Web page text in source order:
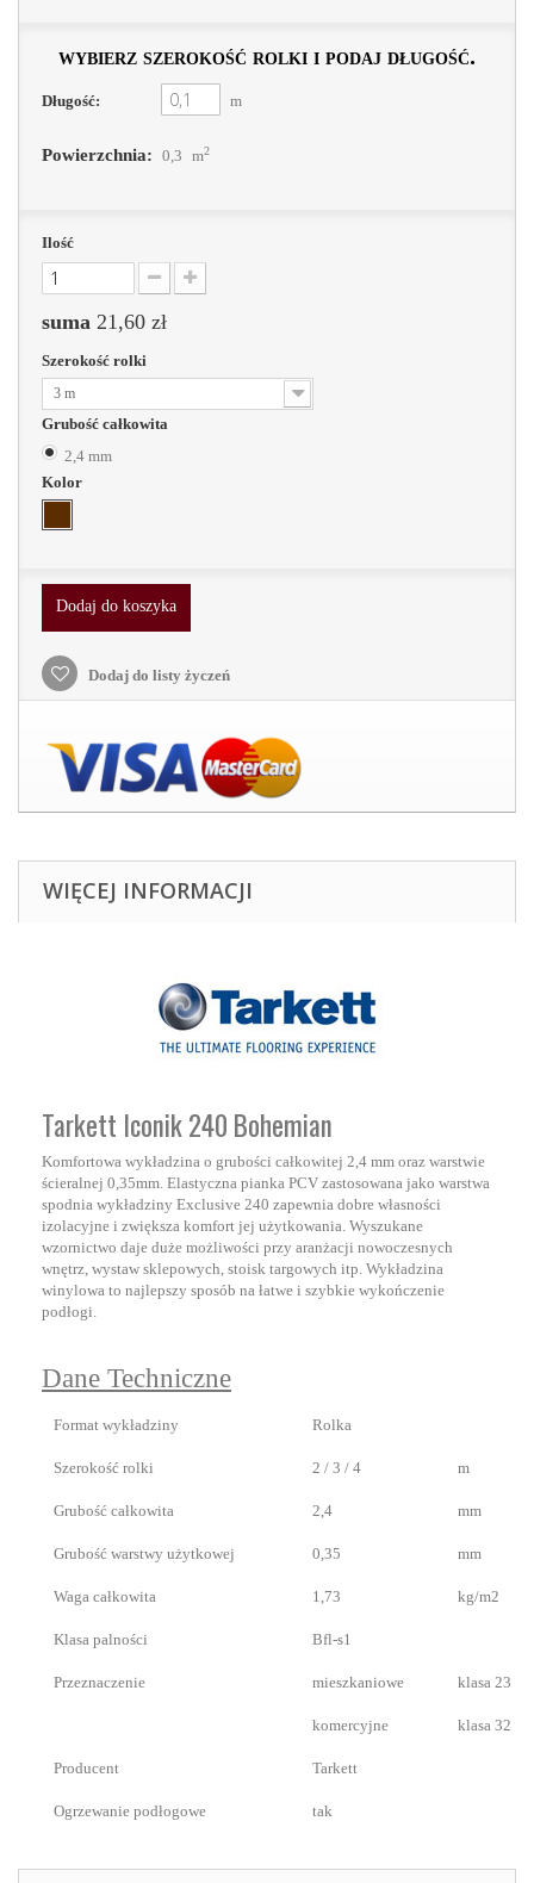
wybierz szerokość rolki i podaj długość.
Długość: m
Powierzchnia: 0,3 m2
Ilość
suma 21,60 zł
Szerokość rolki
3 m
Grubość całkowita
2,4 mm
Kolor
Dodaj do koszyka
Dodaj do listy życzeń
WIĘCEJ INFORMACJI
Tarkett Iconik 240 Bohemian
Komfortowa wykładzina o grubości całkowitej 2,4 mm oraz warstwie
ścieralnej 0,35mm. Elastyczna pianka PCV zastosowana jako warstwa
spodnia wykładziny Exclusive 240 zapewnia dobre własności
izolacyjne i zwiększa komfort jej użytkowania. Wyszukane
wzornictwo daje duże możliwości przy aranżacji nowoczesnych
wnętrz, wystaw sklepowych, stoisk targowych itp. Wykładzina
winylowa to najlepszy sposób na łatwe i szybkie wykończenie
podłogi.
Dane Techniczne
Format wykładziny Rolka
Szerokość rolki 2 / 3 / 4 m
Grubość całkowita 2,4 mm
Grubość warstwy użytkowej 0,35 mm
Waga całkowita 1,73 kg/m2
Klasa palności Bfl-s1
Przeznaczenie mieszkaniowe klasa 23
komercyjne klasa 32
Producent Tarkett
Ogrzewanie podłogowe tak